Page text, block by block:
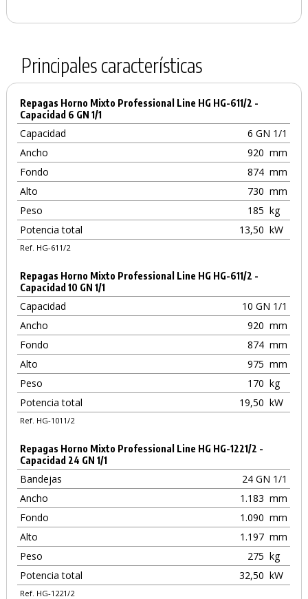
Principales características
Repagas Horno Mixto Professional Line HG HG-611/2 -
Capacidad 6 GN 1/1
Capacidad
6 GN 1/1
Ancho
920 mm
Fondo
874 mm
Alto
730 mm
Peso
185 kg
Potencia total
13,50 kW
Ref. HG-611/2
Repagas Horno Mixto Professional Line HG HG-611/2 -
Capacidad 10 GN 1/1
Capacidad
10 GN 1/1
Ancho
920 mm
Fondo
874 mm
Alto
975 mm
Peso
170 kg
Potencia total
19,50 kW
Ref. HG-1011/2
Repagas Horno Mixto Professional Line HG HG-1221/2 -
Capacidad 24 GN 1/1
Bandejas
24 GN 1/1
Ancho
1.183 mm
Fondo
1.090 mm
Alto
1.197 mm
Peso
275 kg
Potencia total
32,50 kW
Ref. HG-1221/2